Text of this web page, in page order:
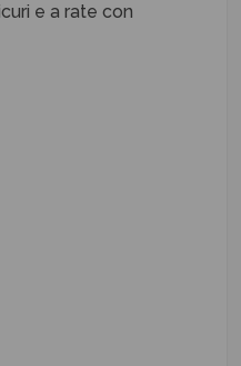
e a rate con